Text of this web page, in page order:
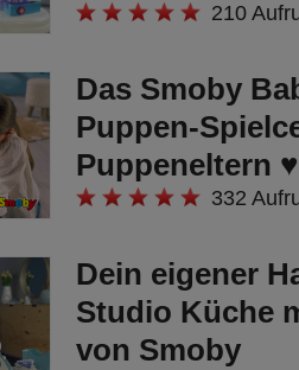
210
Das Smoby
Puppen-
Puppeneltern ♥
332
Dein eigener
Studio Küche
von Smoby